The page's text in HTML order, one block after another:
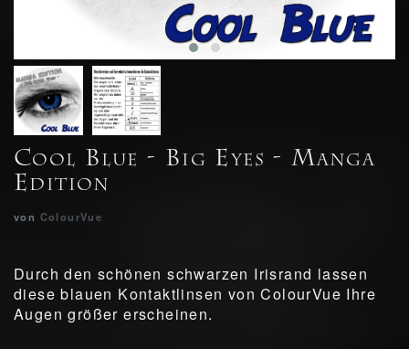
Cool Blue - Big Eyes - Manga
Edition
von ColourVue
Durch den schönen schwarzen Irisrand lassen
diese blauen Kontaktlinsen von ColourVue Ihre
Augen größer erscheinen.